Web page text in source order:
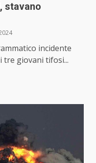
stavano
incidente
tre giovani tifosi...